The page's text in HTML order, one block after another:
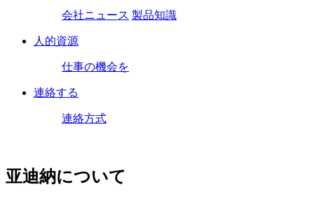
会社ニュース 製品知識
人的資源
仕事の機会を
連絡する
連絡方式
亚迪納について